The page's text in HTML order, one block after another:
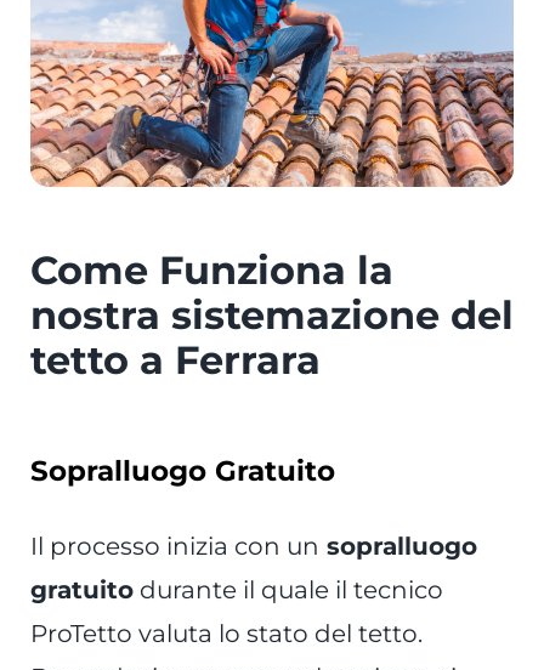
Come Funziona la
nostra sistemazione del
tetto a Ferrara
Sopralluogo Gratuito
Il processo inizia con un sopralluogo
gratuito durante il quale il tecnico
ProTetto valuta lo stato del tetto.